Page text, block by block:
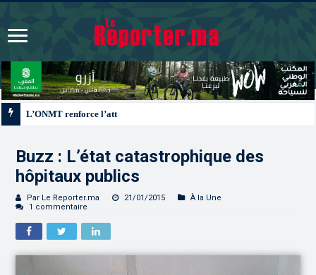
Buzz : L’état catastrophique des
hôpitaux publics
Par Le Reporter.ma 21/01/2015
À la Une
1 commentaire